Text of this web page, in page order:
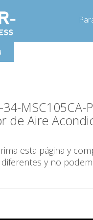
De lunes a viernes
MSC105CA-
de Aire
esta página y
y no